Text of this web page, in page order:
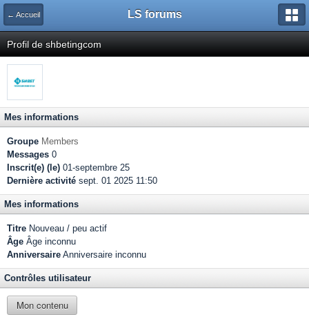
← Accueil LS forums
Profil de shbetingcom
Mes informations
Groupe Members
Messages 0
Inscrit(e) (le) 01-septembre 25
Dernière activité sept. 01 2025 11:50
Mes informations
Titre Nouveau / peu actif
Âge Âge inconnu
Anniversaire Anniversaire inconnu
Contrôles utilisateur
Mon contenu